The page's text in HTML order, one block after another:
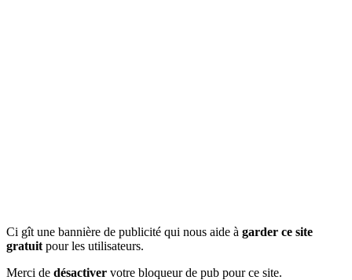
Ci gît une bannière de publicité qui nous aide à garder ce site
gratuit pour les utilisateurs.
Merci de désactiver votre bloqueur de pub pour ce site.